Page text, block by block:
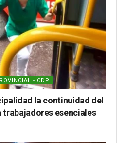
- CDP
la continuidad del
esenciales